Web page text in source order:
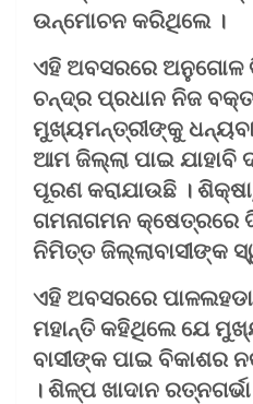
ଉନ୍ମୋଚନ କରିଥିଲେ ।
ଏହି ଅବସରରେ ଅନୁଗୋଳ
ଚନ୍ଦ୍ର ପ୍ରଧାନ ନିଜ
ମୁଖ୍ୟମନ୍ତ୍ରୀଙ୍କୁ
ଆମ ଜିଲ୍ଲା ପାଇ ଯାହାବି
ପୂରଣ କରାଯାଉଛି ।
ଗମନାଗମନ କ୍ଷେତ୍ରରେ
ନିମିତ୍ତ ଜିଲ୍ଲାବାସୀଙ୍କ
ଏହି ଅବସରରେ
ମହାନ୍ତି କହିଥିଲେ ଯେ
ବାସୀଙ୍କ ପାଇ ବିକାଶର
। ଶିଳ୍ପ ଖାଦାନ